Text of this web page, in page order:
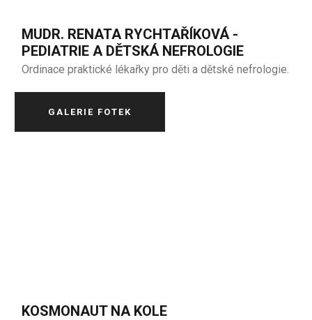
MUDR. RENATA RYCHTAŘÍKOVÁ -
PEDIATRIE A DĚTSKÁ NEFROLOGIE
Ordinace praktické lékařky pro děti a dětské nefrologie.
GALERIE FOTEK
KOSMONAUT NA KOLE